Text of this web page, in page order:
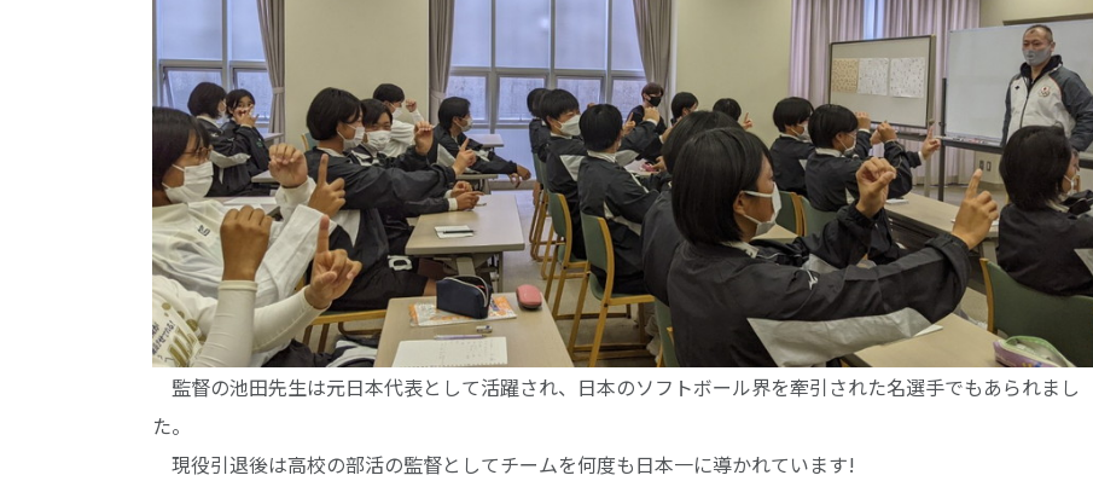
監督の池田先生は元日本代表として活躍され、日本のソフトボール界を牽引された名選手でもあられまし
た。
現役引退後は高校の部活の監督としてチームを何度も日本一に導かれています!